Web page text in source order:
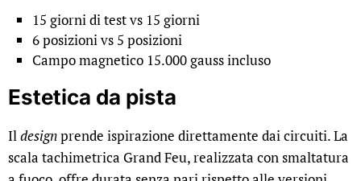
15 giorni di test vs 15 giorni
6 posizioni vs 5 posizioni
Campo magnetico 15.000 gauss incluso
Estetica da pista
Ildesignprende ispirazione direttamente dai circuiti. La
scala tachimetrica Grand Feu, realizzata con smaltatura